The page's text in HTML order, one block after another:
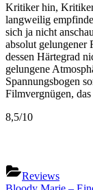
Kritiker hin,
langweilig
sich ja nicht
absolut gelungener
dessen Härtegrad
gelungene
Spannungsbogen
Filmvergnügen,
8,5/10
Reviews
Previous